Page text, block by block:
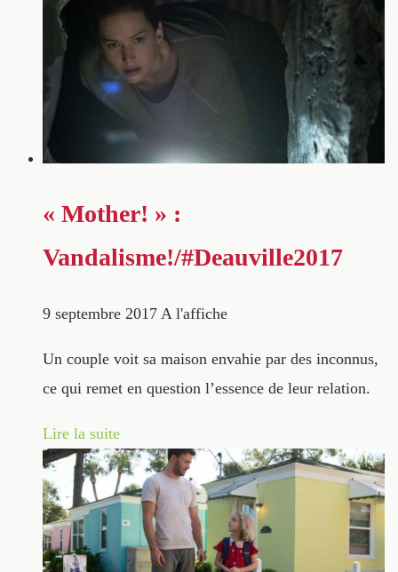
« Mother! » :
Vandalisme!/#Deauville2017
9 septembre 2017 A l'affiche
Un couple voit sa maison envahie par des inconnus,
ce qui remet en question l’essence de leur relation.
Lire la suite